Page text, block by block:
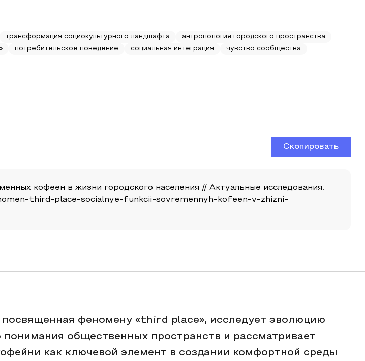
трансформация социокультурного ландшафта
антропология городского пространства
потребительское поведение социальная интеграция чувство сообщества
Скопировать
кофеен в жизни городского населения // Актуальные исследования.
third-place-socialnye-funkcii-sovremennyh-kofeen-v-zhizni-
посвященная феномену «third place», исследует эволюцию
понимания общественных пространств и рассматривает
как ключевой элемент в создании комфортной среды